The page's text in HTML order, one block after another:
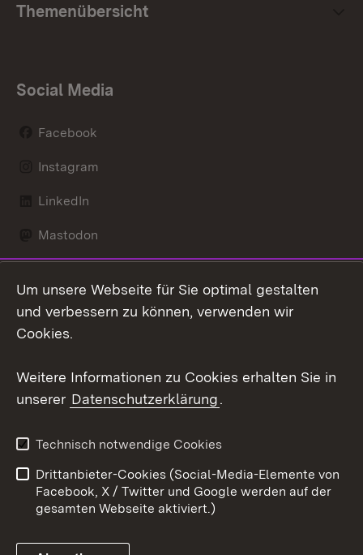
Themenübersicht
Social Media
Facebook
Instagram
LinkedIn
Mastodon
X / Twitter
Youtube
Kontakt
Datenschutz
Barrierefreiheit
Impressum Cookies
Um unsere Webseite für Sie optimal gestalten
und verbessern zu können, verwenden wir
Cookies.
Weitere Informationen zu Cookies erhalten Sie in
unserer Datenschutzerklärung.
Technisch notwendige Cookies
Drittanbieter-Cookies (Social-Media-Elemente von
Facebook, X / Twitter und Google werden auf der
gesamten Webseite aktiviert.)